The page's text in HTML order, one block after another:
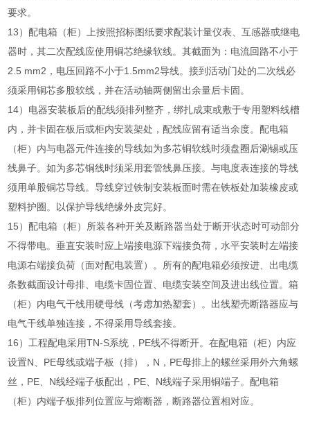
要求。
13）配电箱（柜）上按照招标图纸要求配装计量仪表、互感器或继电
器时，其二次配线应使用铜芯绝缘软线。其截面为：电流回路不小于
2.5 mm2，电压回路不小于1.5mm2导线。接到活动门处的二次线必
须采用铜芯多股软线，并在活动轴两侧留出余量后卡固。
14）电器安装板后的配线须排列整齐，绑扎成束或敷于专用塑料线槽
内，并卡固在板后或柜内安装架处，配线应留有适当余度。配电箱
（柜）内与电器元件连接的导线如为多芯铜软线时须盘圈后涮锡或压
线鼻子。如为多芯铜线时须采用套管线鼻压接。与电度表连接的导线
须用单股铜芯导线。导线穿过铁制安装板面时需在铁板处加装橡皮或
塑料护圈。以保护导线绝缘外皮完好。
15）配电箱（柜）所装各种开关及断路器当处于断开状态时可动部分
不得带电。垂直安装时应上端接电源下端接负荷，水平安装时左端接
电源右端接负荷（面对配电装置）。所有的配电箱必须按进、出电缆
条数截面设计母排、电缆卡固位置、电缆安装空间及进出线位置。箱
（柜）内电气干线用硬母线（考虑加热塑套）。出线塑壳断路器应与
电气干线单独连接，不得采用导线套接。
16）工程配电采用TN-S系统，PE线不得断开。在配电箱（柜）内应
设置N、PE母线或端子板（排），N，PE母排上的螺丝采用外六角螺
丝，PE、N线经端子板配出，PE、N线端子采用铜端子。配电箱
（柜）内端子板排列位置应与熔断器，断路器位置相对应。